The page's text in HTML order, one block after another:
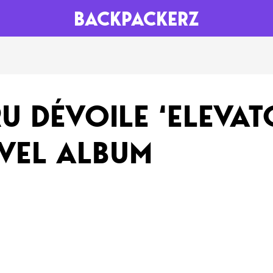
BACKPACKERZ
Paris
Festivals
Playlists
DÉVOILE
ALBUM